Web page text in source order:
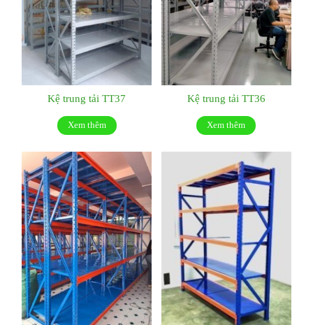
Kệ trung tải TT37
Xem thêm
Kệ trung tải TT36
Xem thêm